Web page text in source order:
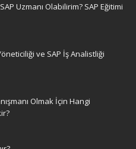
Uzmanı Olabilirim? SAP Eğitimi
ve SAP İş Analistliği
Olmak İçin Hangi